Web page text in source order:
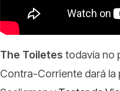
The Toiletes todavía no
Contra-Corriente dará la